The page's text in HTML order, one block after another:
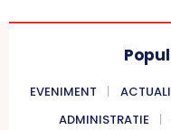
EVENIMENT
ADMINISTRATIE